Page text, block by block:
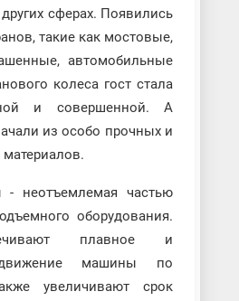
сферах. Появились
такие как мостовые,
автомобильные
колеса гост стала
и совершенной. А
из особо прочных и
- неотъемлемая частью
оборудования.
плавное и
машины по
увеличивают срок